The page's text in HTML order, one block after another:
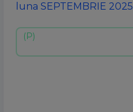
luna SEPTEMBRIE 2025